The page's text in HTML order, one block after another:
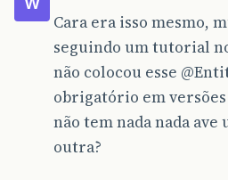
Cara era isso mesmo,
seguindo um tutorial
não colocou esse
obrigatório em
não tem nada nada ave
outra?